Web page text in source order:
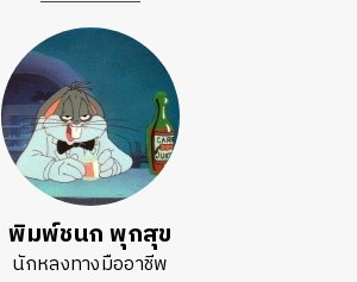
พิมพ์ชนก พุกสุข
นักหลงทางมืออาชีพ